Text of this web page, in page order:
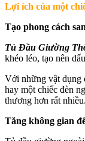
Lợi ích của một
Tạo phong cách
Tủ Đầu Giường
khéo léo, tạo nên
Với những vật dụng
hay một chiếc đèn
thương hơn rất nhiều.
Tăng không gian